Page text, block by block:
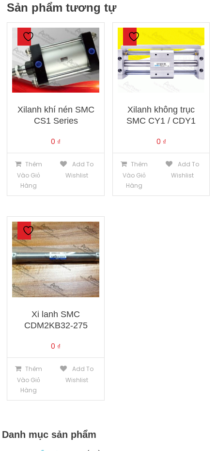
Sản phẩm tương tự
Xilanh khí nén SMC
CS1 Series
0 ₫
Thêm
Vào Giỏ
Hàng
Add To
Wishlist
Xilanh không trục
SMC CY1 / CDY1
0 ₫
Thêm
Vào Giỏ
Hàng
Add To
Wishlist
Xi lanh SMC
CDM2KB32-275
0 ₫
Thêm
Vào Giỏ
Hàng
Add To
Wishlist
Danh mục sản phẩm